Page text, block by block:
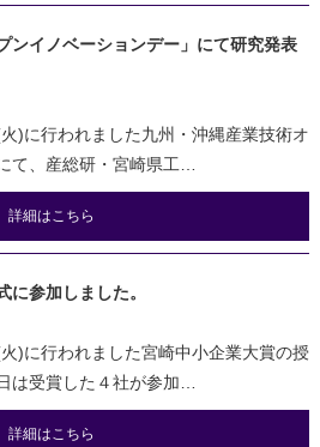
ンイノベーションデー」にて研究発表
)に行われました九州・沖縄産業技術オ
て、産総研・宮崎県工…
詳細はこちら
に参加しました。
)に行われました宮崎中小企業大賞の授
は受賞した４社が参加…
詳細はこちら